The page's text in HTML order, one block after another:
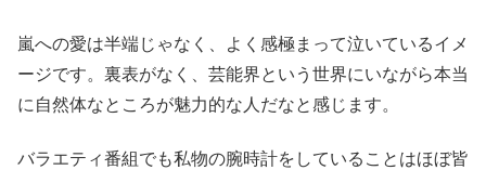
嵐への愛は半端じゃなく、よく感極まって泣いているイメ
ージです。裏表がなく、芸能界という世界にいながら本当
に自然体なところが魅力的な人だなと感じます。
バラエティ番組でも私物の腕時計をしていることはほぼ皆